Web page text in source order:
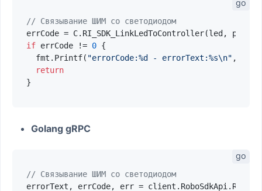
// Связывание ШИМ со светодиодом
errCode = C.RI_SDK_LinkLedToController(led, pwm,
if errCode != 0 {
  fmt.Printf(
"errorCode:%d - errorText:%s\n" ,
return
Golang gRPC
// Связывание ШИМ со светодиодом
errorText, errCode, err =